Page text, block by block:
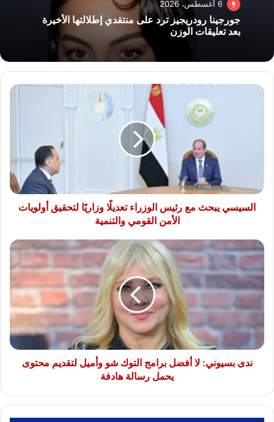
6 أغسطس، 2026
جورجينا رودريجيز ترد على منتقدي إطلالتها الأخيرة
بعد تعليقات الوزن
السيسي
أولويات
الأمن
السيسي يبحث مع رئيس الوزراء تعديلًا وزاريًا لتحقيق أولويات
الأمن القومي والتنمية
ندى
بسيوني:
لا
أفضل
برامج
التوك
شو
وأميل
لتقديم
محتوىندى بسيوني: لا أفضل برامج التوك شو وأميل لتقديم محتوى
يحمل رسالة هادفة